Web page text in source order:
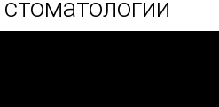
стоматологии